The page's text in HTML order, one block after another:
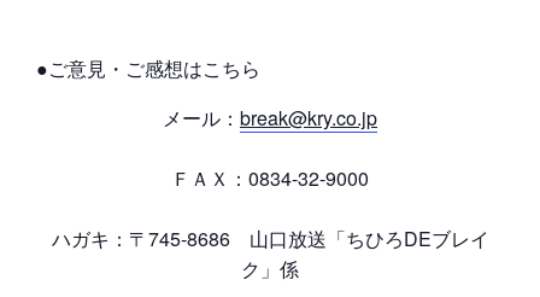
●ご意見・ご感想はこちら
メール： break@kry.co.jp
ＦＡＸ：0834-32-9000
ハガキ：〒745-8686 山口放送「ちひろDEブレイ
ク」係